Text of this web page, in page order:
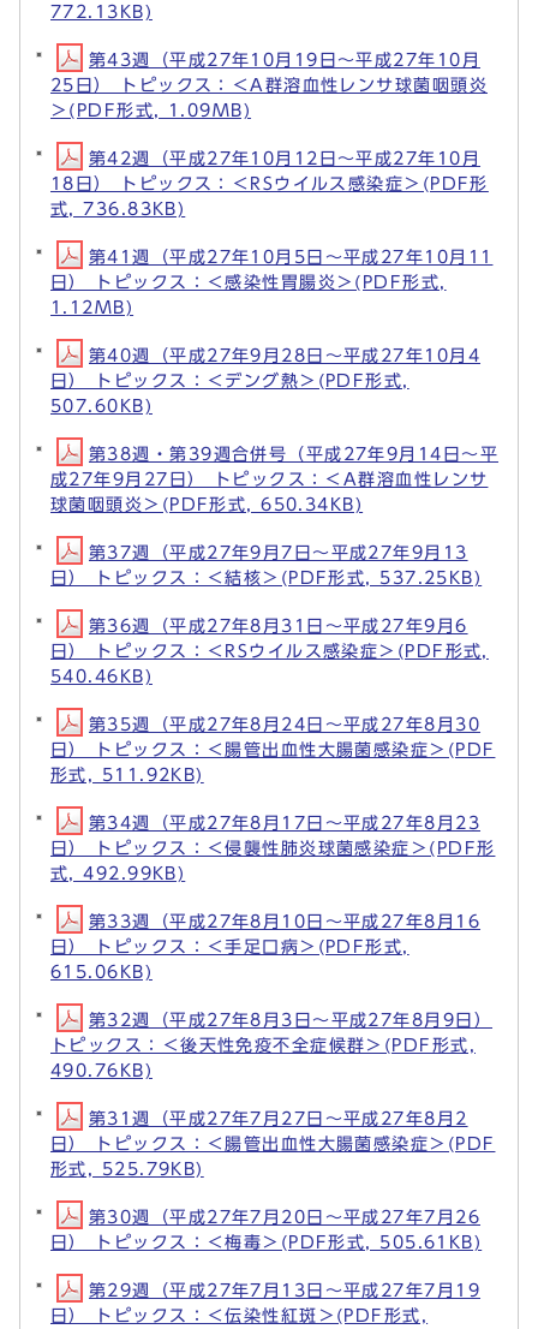
772.13KB)
第43週（平成27年10月19日～平成27年10月
25日） トピックス：＜A群溶血性レンサ球菌咽頭炎
＞(PDF形式, 1.09MB)
第42週（平成27年10月12日～平成27年10月
18日） トピックス：＜RSウイルス感染症＞(PDF形
式, 736.83KB)
第41週（平成27年10月5日～平成27年10月11
日） トピックス：＜感染性胃腸炎＞(PDF形式,
1.12MB)
第40週（平成27年9月28日～平成27年10月4
日） トピックス：＜デング熱＞(PDF形式,
507.60KB)
第38週・第39週合併号（平成27年9月14日～平
成27年9月27日） トピックス：＜A群溶血性レンサ
球菌咽頭炎＞(PDF形式, 650.34KB)
第37週（平成27年9月7日～平成27年9月13
日） トピックス：＜結核＞(PDF形式, 537.25KB)
第36週（平成27年8月31日～平成27年9月6
日） トピックス：＜RSウイルス感染症＞(PDF形式,
540.46KB)
第35週（平成27年8月24日～平成27年8月30
日） トピックス：＜腸管出血性大腸菌感染症＞(PDF
形式, 511.92KB)
第34週（平成27年8月17日～平成27年8月23
日） トピックス：＜侵襲性肺炎球菌感染症＞(PDF形
式, 492.99KB)
第33週（平成27年8月10日～平成27年8月16
日） トピックス：＜手足口病＞(PDF形式,
615.06KB)
第32週（平成27年8月3日～平成27年8月9日）
トピックス：＜後天性免疫不全症候群＞(PDF形式,
490.76KB)
第31週（平成27年7月27日～平成27年8月2
日） トピックス：＜腸管出血性大腸菌感染症＞(PDF
形式, 525.79KB)
第30週（平成27年7月20日～平成27年7月26
日） トピックス：＜梅毒＞(PDF形式, 505.61KB)
第29週（平成27年7月13日～平成27年7月19
日） トピックス：＜伝染性紅斑＞(PDF形式,